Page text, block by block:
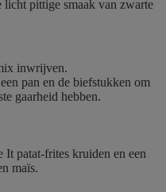
pittige smaak van zwarte
inwrijven.
pan en de biefstukken om
gaarheid hebben.
It patat-frites kruiden en een
maïs.